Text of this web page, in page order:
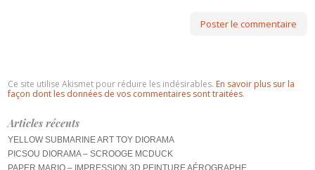
Ce site utilise Akismet pour réduire les indésirables. En savoir plus sur la
façon dont les données de vos commentaires sont traitées.
Articles récents
YELLOW SUBMARINE ART TOY DIORAMA
PICSOU DIORAMA – SCROOGE MCDUCK
PAPER MARIO – IMPRESSION 3D PEINTURE AÉROGRAPHE